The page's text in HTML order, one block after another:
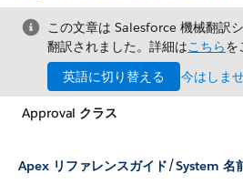
この文章は Salesforce 機械翻訳
翻訳されました。詳細はこちらを
英語に切り替える
今はしま
Approval クラス
Apex リファレンスガイド/System 名